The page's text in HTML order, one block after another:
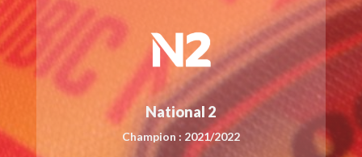
National 2
Champion : 2021/2022